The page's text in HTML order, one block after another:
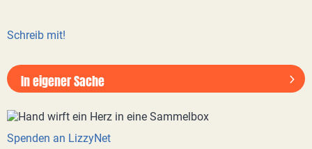
Schreib mit!
In eigener Sache
Spenden an LizzyNet